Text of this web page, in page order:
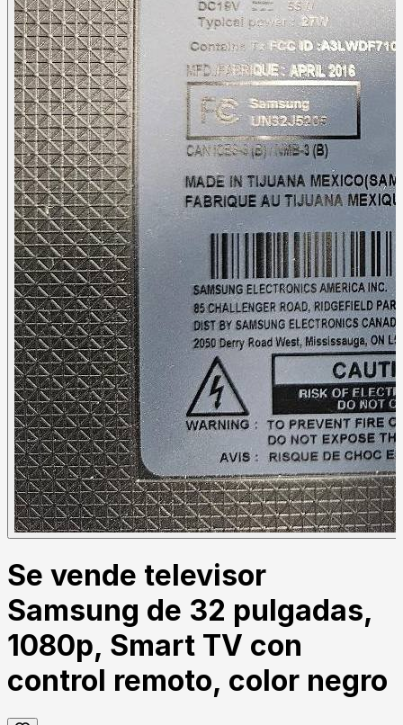
Se vende televisor
Samsung de 32 pulgadas,
1080p, Smart TV con
control remoto, color negro